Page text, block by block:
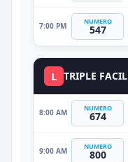
7:00 PM NUMERO
547
L TRIPLE FACIL
8:00 AM NUMERO
674
9:00 AM NUMERO
800